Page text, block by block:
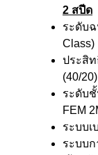
2 สปีด
ระดับ
Class)
ประสิท
(40/20)
ระดับชั้
FEM
ระบบเ
ระบบก